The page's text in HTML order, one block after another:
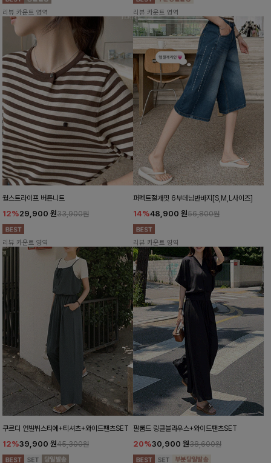
리뷰 카운트 영역 리뷰 카운트 영역
월스트라이프 버튼니트
12%29,900 원33,900원
리뷰 카운트 영역
퍼펙트절개핏 6부데님반바지[S,M,L사이즈]
14%48,900 원56,800원
리뷰 카운트 영역
쿠르디 언발뷔스티에+티셔츠+와이드팬츠SET
12%39,900 원45,300원
팔롬드 링클블라우스+와이드팬츠SET
20%30,900 원38,600원